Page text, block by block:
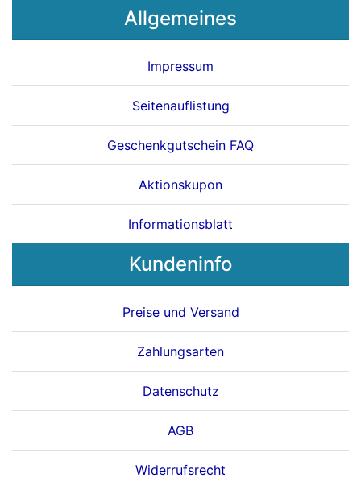
Allgemeines
Impressum
Seitenauflistung
Geschenkgutschein FAQ
Aktionskupon
Informationsblatt
Kundeninfo
Preise und Versand
Zahlungsarten
Datenschutz
AGB
Widerrufsrecht